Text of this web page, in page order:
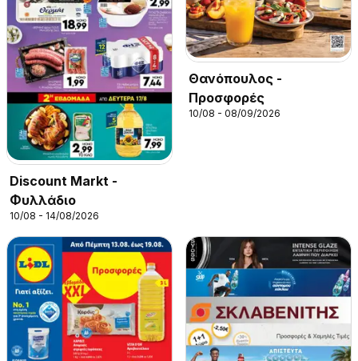
Discount Markt -
Φυλλάδιο
10/08 - 14/08/2026
Θανόπουλος -
Προσφορές
10/08 - 08/09/2026